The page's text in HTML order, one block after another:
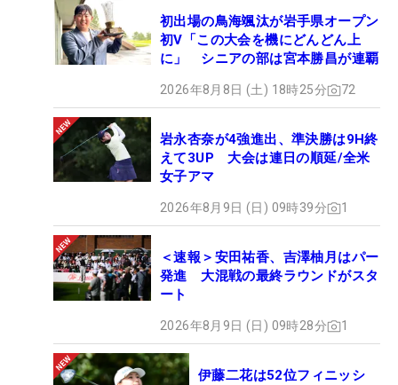
初出場の鳥海颯汰が岩手県オープン
初V「この大会を機にどんどん上
に」 シニアの部は宮本勝昌が連覇
2026年8月8日 (土) 18時25分 72
岩永杏奈が4強進出、準決勝は9H終
えて3UP 大会は連日の順延/全米
女子アマ
2026年8月9日 (日) 09時39分 1
＜速報＞安田祐香、吉澤柚月はパー
発進 大混戦の最終ラウンドがスタ
ート
2026年8月9日 (日) 09時28分 1
伊藤二花は52位フィニッシ